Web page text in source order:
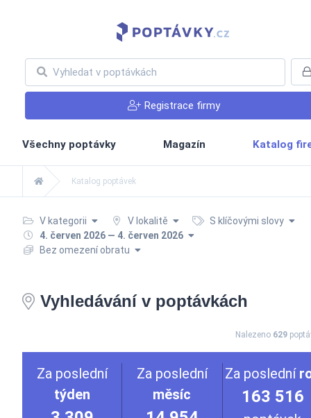
Registrace firmy
Všechny poptávky Magazín Katalog
Katalog poptávek
V kategorii V lokalitě
S klíčovými slovy
4. červen 2026 — 4. červen 2026
Bez omezení obratu
Vyhledávání v poptávkách
Nalezeno 629
Za poslední
týden
Za poslední
měsíc
Za poslední
163 516